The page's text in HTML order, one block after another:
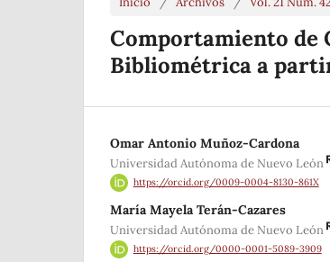
Comportamiento de
Bibliométrica a
Omar Antonio Muñoz-Cardona
Universidad Autónoma de Nuevo León
https://orcid.org/0009-0004-8130-861X
María Mayela Terán-Cazares
Universidad Autónoma de Nuevo León
https://orcid.org/0000-0001-5089-3909